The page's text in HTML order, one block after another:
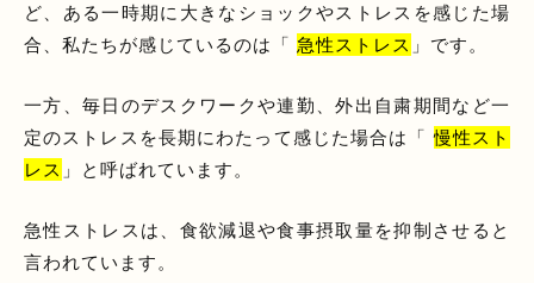
ど、ある一時期に大きなショックやストレスを感じた場
合、私たちが感じているのは「 急性ストレス 」です。
一方、毎日のデスクワークや連勤、外出自粛期間など一
定のストレスを長期にわたって感じた場合は「慢性スト
レス 」と呼ばれています。
急性ストレスは、食欲減退や食事摂取量を抑制させると
言われています。